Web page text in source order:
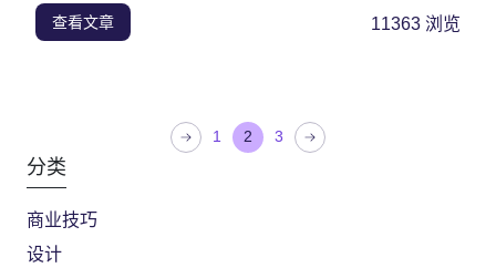
查看文章 11363 浏览
章
分
页
1 2 3
分类
商业技巧
设计